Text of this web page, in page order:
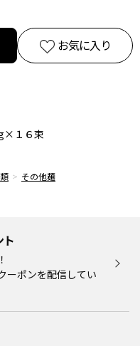
お気に入り
１６束
その他麺
ト
ーポンを配信してい